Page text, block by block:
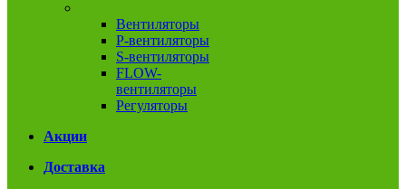
Вентиляторы
P-вентиляторы
S-вентиляторы
FLOW-
вентиляторы
Регуляторы
Акции
Доставка